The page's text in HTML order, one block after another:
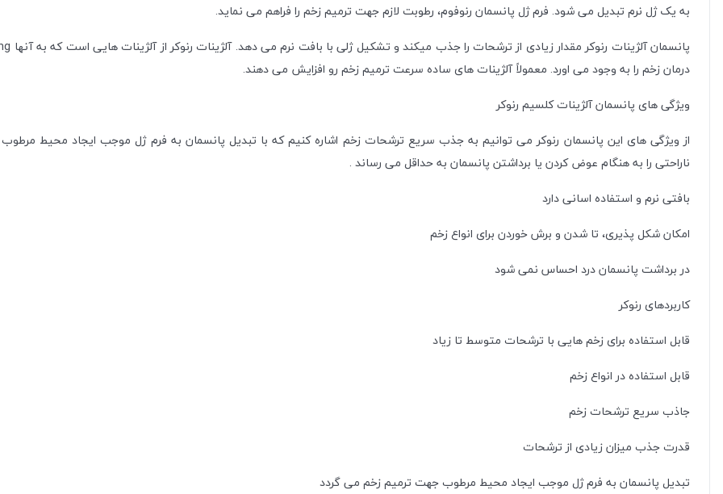
به یک ژل نرم تبدیل می شود. فرم ژل پانسمان رنوفوم، رطوبت لازم جهت ترمیم زخم را فراهم می نماید.
درمان زخم را به وجود می اورد. معمولاً آلژینات های ساده سرعت ترمیم زخم رو افزایش می دهند.
ویژگی های پانسمان آلژینات کلسیم رنوکر
از ویژگی های این پانسمان رنوکر می توانیم به جذب سریع ترشحات زخم اشاره کنیم که با تبدیل پانسمان به فرم ژل موجب ایجاد محیط
ناراحتی را به هنگام عوض کردن یا برداشتن پانسمان به حداقل می رساند .
بافتی نرم و استفاده اسانی دارد
امکان شکل پذیری، تا شدن و برش خوردن برای انواع زخم
در برداشت پانسمان درد احساس نمی شود
کاربردهای رنوکر
قابل استفاده برای زخم هایی با ترشحات متوسط تا زیاد
قابل استفاده در انواع زخم
جاذب سریع ترشحات زخم
قدرت جذب میزان زیادی از ترشحات
تبدیل پانسمان به فرم ژل موجب ایجاد محیط مرطوب جهت ترمیم زخم می گردد